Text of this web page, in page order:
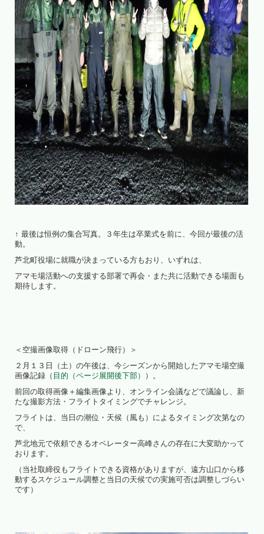
↑ 最後は恒例の集合写真。３年生は卒業式を前に、今回が最後の活
動。
芦北町役場に就職が決まっている方もおり、いずれは、
アマモ場活動への支援する部署で再会・また共に活動できる場面も
期待します。
＜空撮画像取得（ドローン飛行）＞
２月１３日（土）の午後は、今シーズンから開始したアマモ場空撮
画像記録（ 目的（ページ展開後下部）
）。
前回の取得画像＋編集画像より、オンライン会議などで議論し、新
たな撮影方法・フライトタイミングでチャレンジ。
フライトは、当日の潮位・天候（風も）によるタイミング次第なの
で、
芦北地元で依頼できるオペレーター高峰さんの存在に大変助かって
おります。
（当社取締役もフライトできる資格がありますが、遠方山口から移
動するスケジュール調整と当日の天候での実施可否は調整しづらい
です）